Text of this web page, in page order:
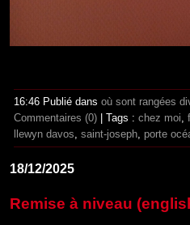
16:46 Publié dans où sont rangées
Commentaires (0) | Tags : chez moi,
llewyn davos, saint-joseph, porte
18/12/2025
Remise à niveau